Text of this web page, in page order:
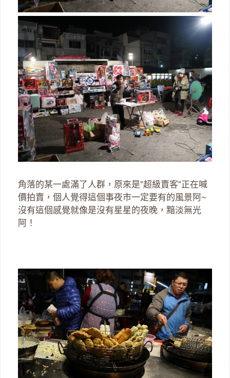
角落的某一處滿了人群，原來是”超級賣客”正在喊
價拍賣，個人覺得這個事夜市一定要有的風景阿~
沒有這個感覺就像是沒有星星的夜晚，黯淡無光
阿！